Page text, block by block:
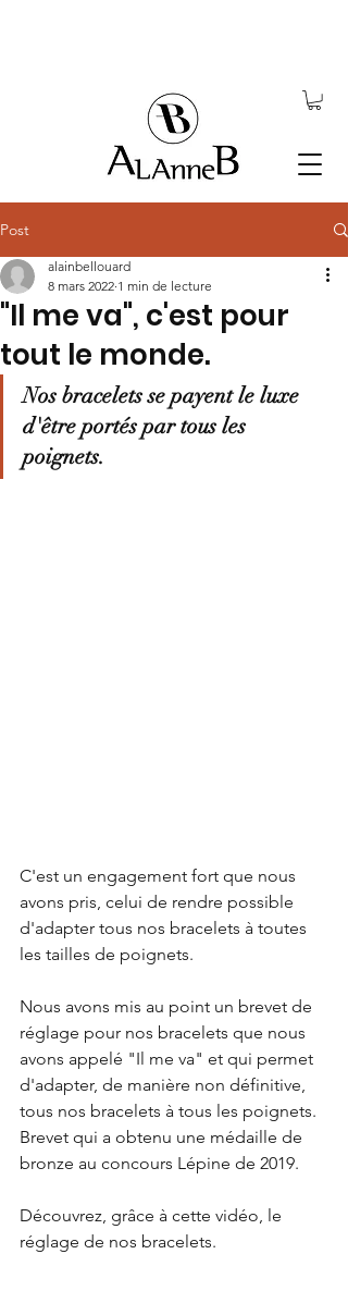
Post
"Il me va", c'est pour
tout le monde.
alainbellouard
8 mars 2022 1 min de lecture
Nos bracelets se payent le luxe
d'être portés par tous les
poignets.
C'est un engagement fort que nous
avons pris, celui de rendre possible
d'adapter tous nos bracelets à toutes
les tailles de poignets.
Nous avons mis au point un brevet de
réglage pour nos bracelets que nous
avons appelé "Il me va" et qui permet
d'adapter, de manière non définitive,
tous nos bracelets à tous les poignets.
Brevet qui a obtenu une médaille de
bronze au concours Lépine de 2019.
Découvrez, grâce à cette vidéo, le
réglage de nos bracelets.